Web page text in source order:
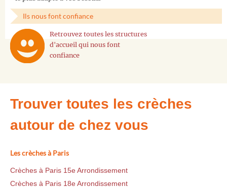
Ils nous font confiance
Retrouvez toutes les structures
d'accueil qui nous font
confiance
Trouver toutes les crèches
autour de chez vous
Les crèches à Paris
Crèches à Paris 15e Arrondissement
Crèches à Paris 18e Arrondissement